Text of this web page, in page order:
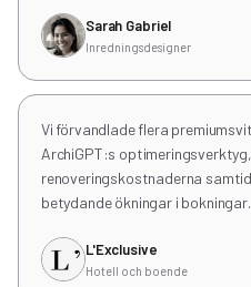
Sarah Gabriel
Inredningsdesigner
Vi förvandlade flera
ArchiGPT:s
renoveringskostnaderna
betydande ökningar i bokningar.
L'Exclusive
Hotell och boende